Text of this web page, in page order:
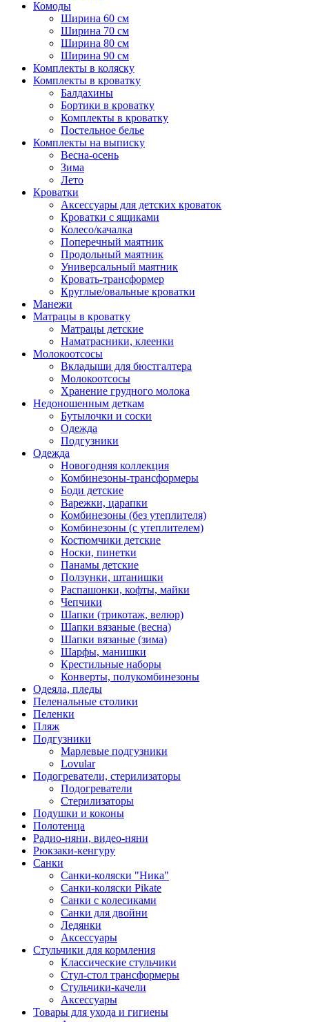
Комоды
Ширина 60 см
Ширина 70 см
Ширина 80 см
Ширина 90 см
Комплекты в коляску
Комплекты в кроватку
Балдахины
Бортики в кроватку
Комплекты в кроватку
Постельное белье
Комплекты на выписку
Весна-осень
Зима
Лето
Кроватки
Аксессуары для детских кроваток
Кроватки с ящиками
Колесо/качалка
Поперечный маятник
Продольный маятник
Универсальный маятник
Кровать-трансформер
Круглые/овальные кроватки
Манежи
Матрацы в кроватку
Матрацы детские
Наматрасники, клеенки
Молокоотсосы
Вкладыши для бюстгалтера
Молокоотсосы
Хранение грудного молока
Недоношенным деткам
Бутылочки и соски
Одежда
Подгузники
Одежда
Новогодняя коллекция
Комбинезоны-трансформеры
Боди детские
Варежки, царапки
Комбинезоны (без утеплителя)
Комбинезоны (с утеплителем)
Костюмчики детские
Носки, пинетки
Панамы детские
Ползунки, штанишки
Распашонки, кофты, майки
Чепчики
Шапки (трикотаж, велюр)
Шапки вязаные (весна)
Шапки вязаные (зима)
Шарфы, манишки
Крестильные наборы
Конверты, полукомбинезоны
Одеяла, пледы
Пеленальные столики
Пеленки
Пляж
Подгузники
Марлевые подгузники
Lovular
Подогреватели, стерилизаторы
Подогреватели
Стерилизаторы
Подушки и коконы
Полотенца
Радио-няни, видео-няни
Рюкзаки-кенгуру
Санки
Санки-коляски "Ника"
Санки-коляски Pikate
Санки с колесиками
Санки для двойни
Ледянки
Аксессуары
Стульчики для кормления
Классические стульчики
Стул-стол трансформеры
Стульчики-качели
Аксессуары
Товары для ухода и гигиены